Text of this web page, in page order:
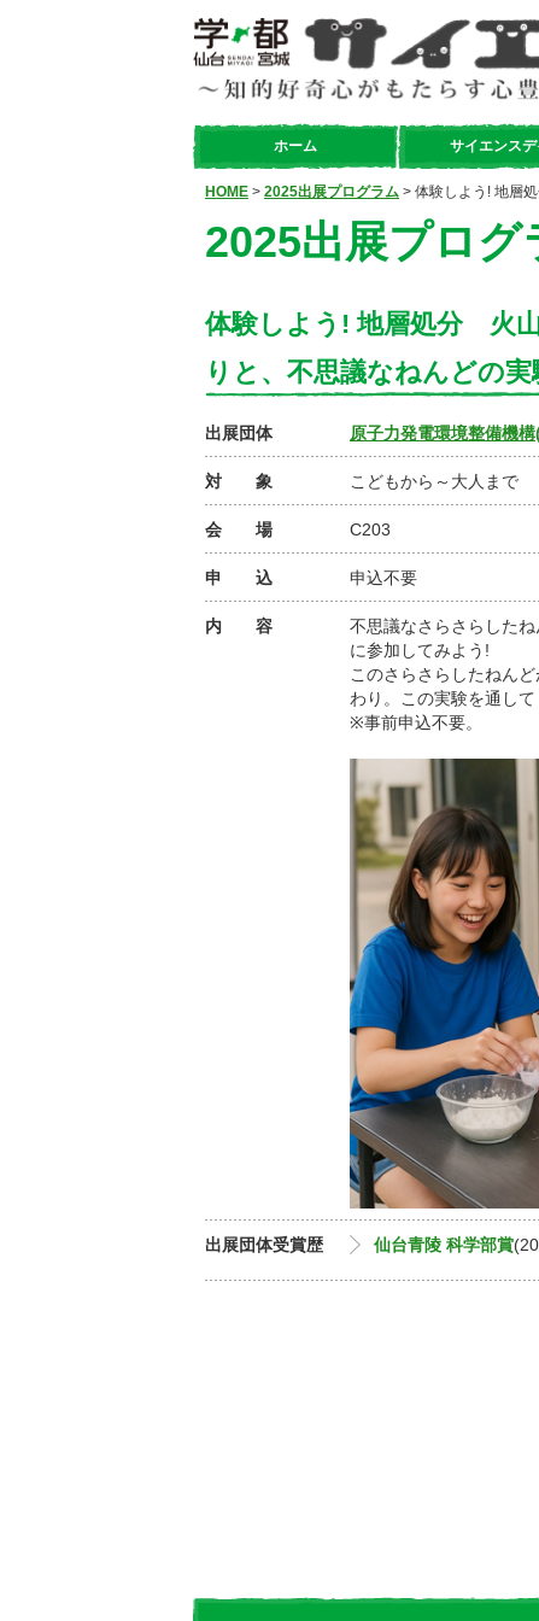
ホーム サイエンスデ
HOME > 2025出展プログラム > 体験しよう! 地層
2025出展プログ
体験しよう! 地層処分 火
りと、不思議なねんどの実
出展団体 原子力発電環境整備機
対 象 こどもから～大人まで
会 場 C203
申 込 申込不要
内 容
不思議なさらさらした
に参加してみよう!
このさらさらしたねん
わり。この実験を通して
※事前申込不要。
出展団体受賞歴 仙台青陵 科学部賞